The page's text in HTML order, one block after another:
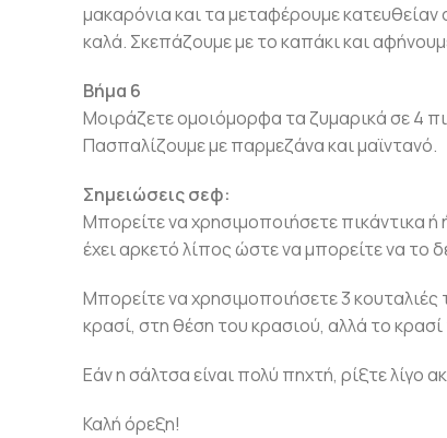
μακαρόνια και τα μεταφέρουμε
καλά. Σκεπάζουμε με το καπάκι και
Βήμα 6
Μοιράζετε ομοιόμορφα τα ζυμαρικά σε 4
Πασπαλίζουμε με παρμεζάνα και μαϊντανό.
Σημειώσεις σεφ:
Μπορείτε να χρησιμοποιήσετε πικάντικα
έχει αρκετό λίπος ώστε να μπορείτε να το
Μπορείτε να χρησιμοποιήσετε 3
κρασί, στη θέση του κρασιού, αλλά το
Εάν η σάλτσα είναι πολύ πηχτή, ρίξτε λίγο
Καλή όρεξη!